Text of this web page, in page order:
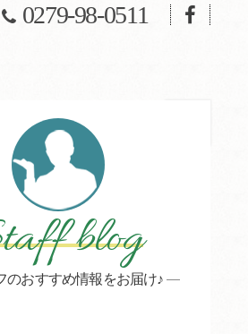
0279-98-0511
blog
のおすすめ情報をお届け♪